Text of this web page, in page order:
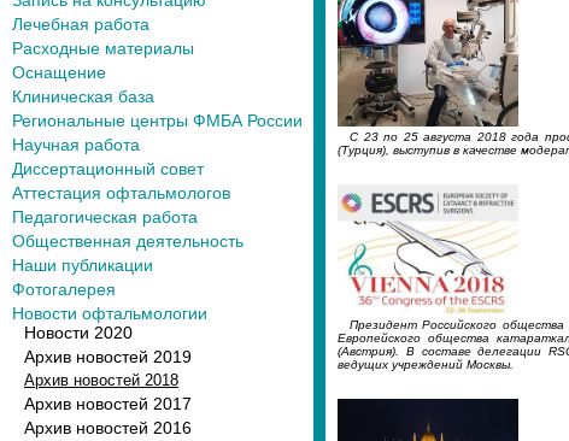
Лечебная работа
Расходные материалы
Оснащение
Клиническая база
Региональные центры ФМБА России
Научная работа
Диссертационный совет
Аттестация офтальмологов
Педагогическая работа
Общественная деятельность
Наши публикации
Фотогалерея
Новости офтальмологии
Новости 2020
Архив новостей 2019
Архив новостей 2018
Архив новостей 2017
Архив новостей 2016
С 23 по 25 августа 2018 года
(Турция), выступив в качестве
Президент Российского
Европейского общества
(Австрия). В составе делегации
ведущих учреждений Москвы.